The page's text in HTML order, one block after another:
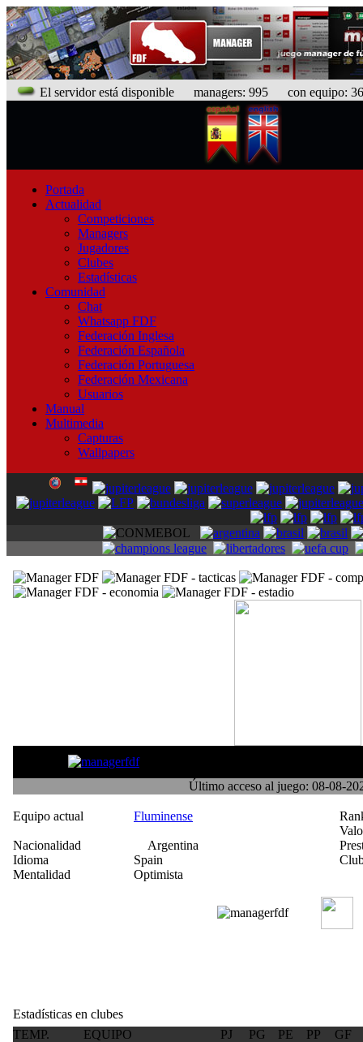
El servidor está disponible managers: 995 con equipo:
Portada
Actualidad
Competiciones
Managers
Jugadores
Clubes
Estadísticas
Comunidad
Chat
Whatsapp FDF
Federación Inglesa
Federación Española
Federación Portuguesa
Federación Mexicana
Usuarios
Manual
Multimedia
Capturas
Wallpapers
Último acceso al juego: 08-08-
Equipo actual Fluminense
Nacionalidad
Argentina
Idioma
Spain
Mentalidad
Optimista
Estadísticas en clubes
TEMP.
EQUIPO PJ PG PE PP
GF